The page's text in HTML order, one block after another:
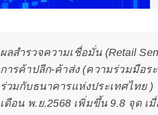
ผลสำรวจความเชื่อมั่น (Retail
การค้าปลีก-ค้าส่ง (ความร่วมมือร
ร่วมกับธนาคารแห่งประเทศไทย
เดือน พ.ย.2568 เพิ่มขึ้น 9.8 จุด เ